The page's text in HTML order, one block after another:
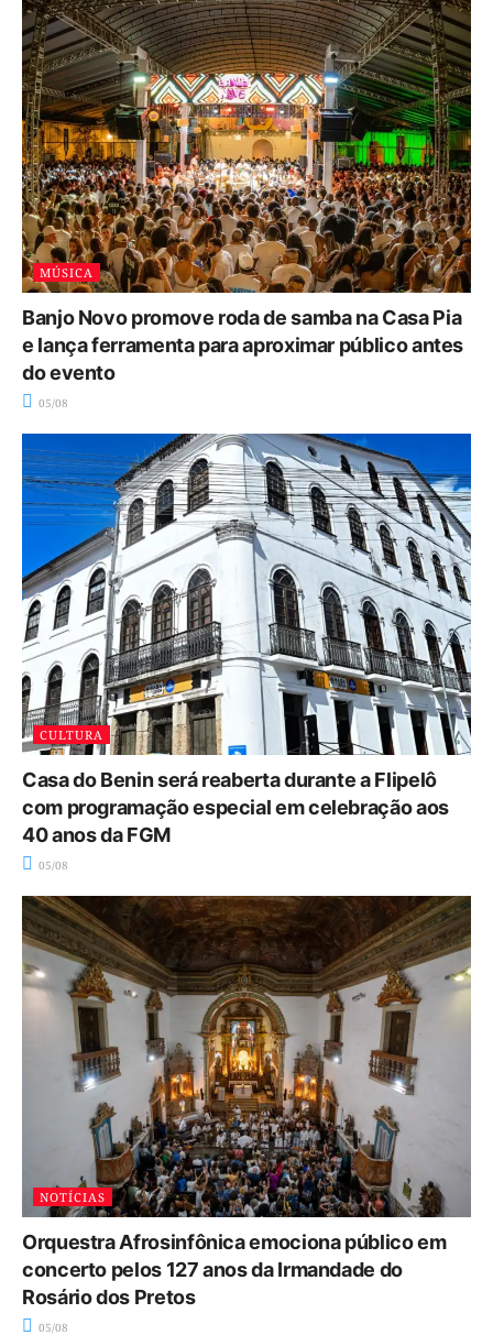
MÚSICA
Banjo Novo promove roda de samba na Casa Pia
e lança ferramenta para aproximar público antes
do evento
05/08
CULTURA
Casa do Benin será reaberta durante a Flipelô
com programação especial em celebração aos
40 anos da FGM
05/08
NOTÍCIAS
Orquestra Afrosinfônica emociona público em
concerto pelos 127 anos da Irmandade do
Rosário dos Pretos
05/08